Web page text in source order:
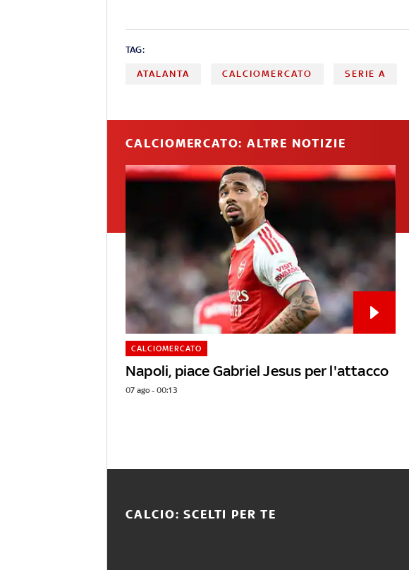
TAG:
ATALANTA CALCIOMERCATO SERIE A
CALCIOMERCATO: ALTRE NOTIZIE
Napoli, piace Gabriel Jesus per l'attacco
CALCIOMERCATO
07 ago - 00:13
CALCIO: SCELTI PER TE